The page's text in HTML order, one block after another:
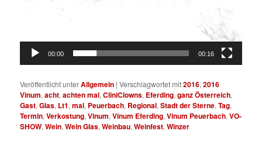
00:00 00:16
Veröffentlicht unterAllgemein |Verschlagwortet mit2016,2016
Vinum,acht,achten mal,CliniClowns, Eferding,ganz Österreich,
Gast,Glas, Lt1,mal, Peuerbach, Regional,Stadt der Sterne,Tag,
Termin,Verkostung,Vinum,Vinum Eferding,Vinum Peuerbach,VO-
SHOW,Wein,Wein Glas,Weinbau,Weinfest,Winzer